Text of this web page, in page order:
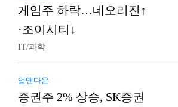
게임주 하락…네오리진↑
·조이시티↓
IT/과학
업앤다운
증권주 2% 상승, SK증권